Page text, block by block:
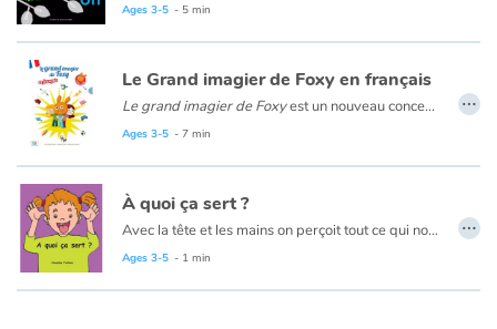
Ages 3-5 - 5 min
Le Grand imagier de Foxy en français
Le grand imagier de Foxyest un nouveau concept pour découvrir le français à partir de 4 ans avec Foxy, Tom et Nina. Composé de 15 doubles pages thématiques illustrées, cet imagier est innovant : la page de gauche présente le vocabulaire illustré, la page de droite contextualise les mots dans une mise en scène amusante. La version audio permet d’écouter les mots, les dialogues et les chansons. Un album complet et attrayant pour s’initier au vocabulaire basique du français dès le plus jeune âge.
Ages 3-5 - 7 min
…
À quoi ça sert ?
Avec la tête et les mains on perçoit tout ce qui nous entoure. Mais qu’est-ce qui sert à quoi ? Le vocabulaire des sens dès le plus jeune âge.
Ages 3-5 - 1 min
…